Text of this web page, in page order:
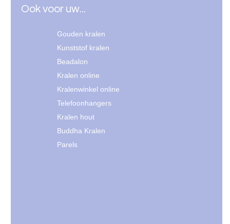
Ook voor uw...
Gouden kralen
Kunststof kralen
Beadalon
Kralen online
Kralenwinkel online
Telefoonhangers
Kralen hout
Buddha Kralen
Parels